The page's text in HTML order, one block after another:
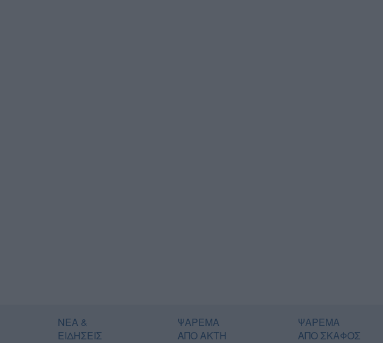
ΝΕΑ &
ΕΙΔΗΣΕΙΣ
ΨΑΡΕΜΑ
ΑΠΟ ΑΚΤΗ
ΨΑΡΕΜΑ
ΑΠΟ ΣΚΑΦΟΣ